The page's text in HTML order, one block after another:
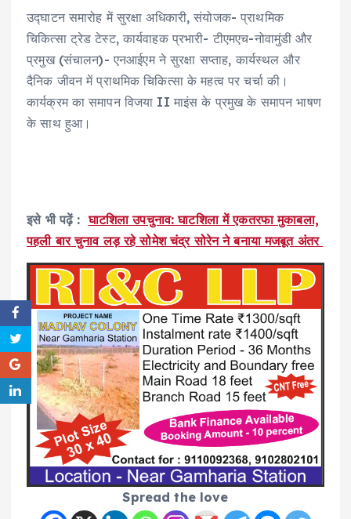
उद्घाटन समारोह में सुरक्षा अधिकारी, संयोजक- प्राथमिक
चिकित्सा ट्रेड टेस्ट, कार्यवाहक प्रभारी- टीएमएच-नोवामुंडी और
प्रमुख (संचालन)- एनआईएम ने सुरक्षा सप्ताह, कार्यस्थल और
दैनिक जीवन में प्राथमिक चिकित्सा के महत्व पर चर्चा की।
कार्यक्रम का समापन विजया II माइंस के प्रमुख के समापन भाषण
के साथ हुआ।
इसे भी पढ़ें :घाटशिला उपचुनाव: घाटशिला में एकतरफा मुकाबला,
पहली बार चुनाव लड़ रहे सोमेश चंद्र सोरेन ने बनाया मजबूत अंतर
Spread the love